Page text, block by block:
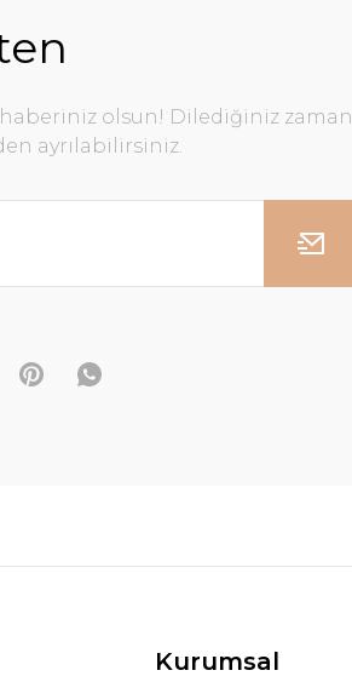
olsun! Dilediğiniz zaman
ayrılabilirsiniz.
Kurumsal